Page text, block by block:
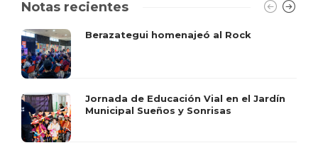
Notas recientes
Berazategui homenajeó al Rock
Jornada de Educación Vial en el Jardín
Municipal Sueños y Sonrisas